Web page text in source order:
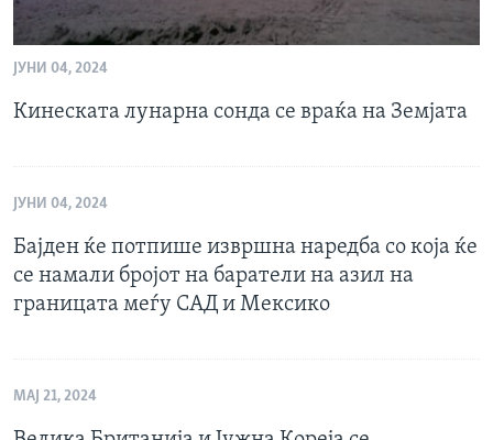
ЈУНИ 04, 2024
Кинеската лунарна сонда се враќа на Земјата
ЈУНИ 04, 2024
Бајден ќе потпише извршна наредба со која ќе
се намали бројот на баратели на азил на
границата меѓу САД и Мексико
МАЈ 21, 2024